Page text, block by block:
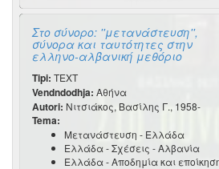
Στο σύνορο: ''μετανάστευση'',
σύνορα και ταυτότητες στην
ελληνο-αλβανική μεθόριο
Tipi: TEXT
Vendndodhja: Αθήνα
Autori: Νιτσιάκος, Βασίλης Γ., 1958-
Tema:
Μετανάστευση - Ελλάδα
Ελλάδα - Σχέσεις - Αλβανία
Ελλάδα - Αποδημία και